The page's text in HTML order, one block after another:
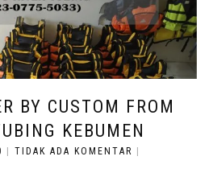
BY CUSTOM FROM
KEBUMEN
TIDAK ADA KOMENTAR